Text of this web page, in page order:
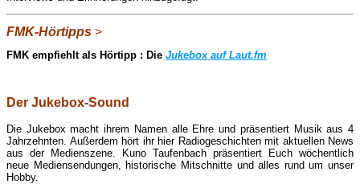
FMK-Hörtipps >
FMK empfiehlt als Hörtipp : Die Jukebox auf Laut.fm
Der Jukebox-Sound
Die Jukebox macht ihrem Namen alle Ehre und präsentiert Musik aus 4
Jahrzehnten. Außerdem hört ihr hier Radiogeschichten mit aktuellen News
aus der Medienszene. Kuno Taufenbach präsentiert Euch wöchentlich
neue Mediensendungen, historische Mitschnitte und alles rund um unser
Hobby.